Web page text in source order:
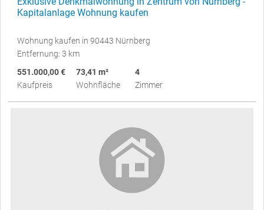
Kapitalanlage Wohnung kaufen
Wohnung kaufen in 90443 Nürnberg
Entfernung: 3 km
551.000,00 €
Kaufpreis
73,41 m²
Wohnfläche
4
Zimmer